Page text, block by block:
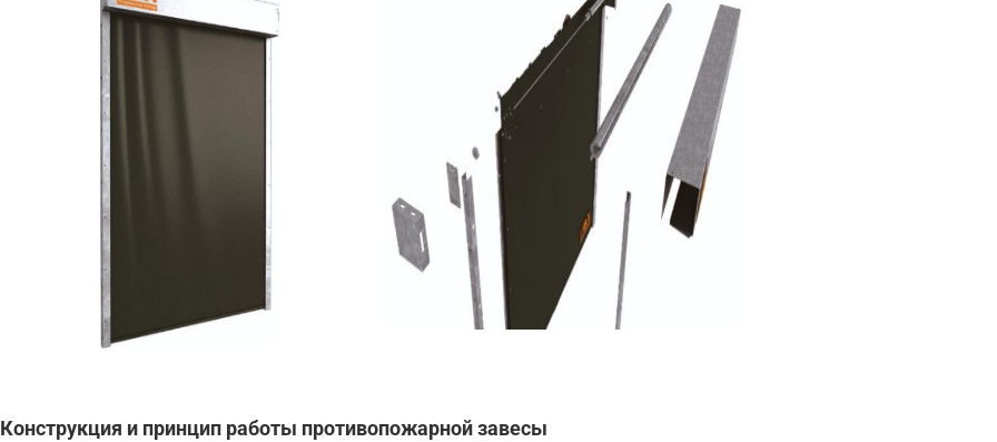
Конструкция и принцип работы противопожарной завесы